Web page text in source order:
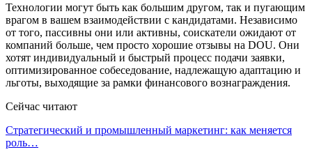
Технологии могут быть как большим другом, так и пугающим
врагом в вашем взаимодействии с кандидатами. Независимо
от того, пассивны они или активны, соискатели ожидают от
компаний больше, чем просто хорошие отзывы на DOU. Они
хотят индивидуальный и быстрый процесс подачи заявки,
оптимизированное собеседование, надлежащую адаптацию и
льготы, выходящие за рамки финансового вознаграждения.
Сейчас читают
Стратегический и промышленный маркетинг: как меняется
роль…